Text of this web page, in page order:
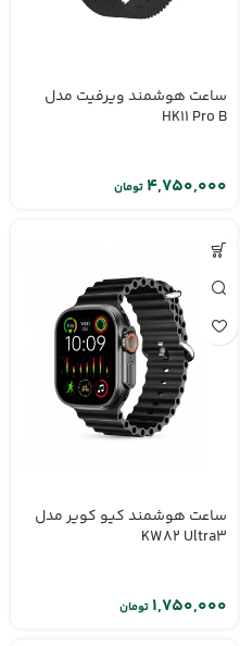
ساعت هوشمند ویرفیت مدل
HK11 Pro B
تومان
ساعت هوشمند کیو کویر مدل
KW82 Ultra3
تومان